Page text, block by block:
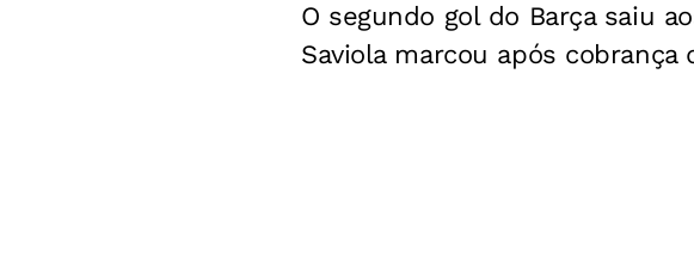
O segundo gol do Barça saiu
Saviola marcou após cobrança